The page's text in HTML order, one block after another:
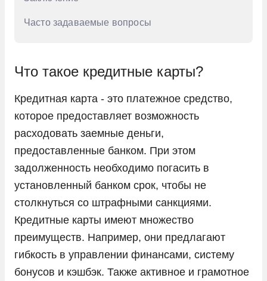
Часто задаваемые вопросы
Что такое кредитные карты?
Кредитная карта - это платежное средство,
которое предоставляет возможность
расходовать заемные деньги,
предоставленные банком. При этом
задолженность необходимо погасить в
установленный банком срок, чтобы не
столкнуться со штрафными санкциями.
Кредитные карты имеют множество
преимуществ. Например, они предлагают
гибкость в управлении финансами, систему
бонусов и кэшбэк. Также активное и грамотное